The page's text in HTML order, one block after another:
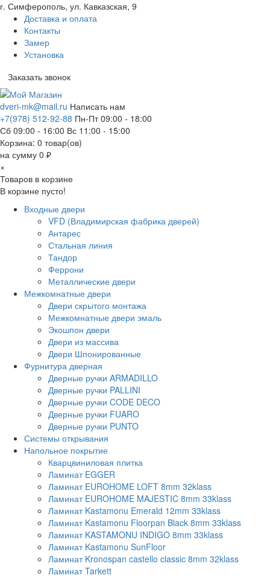
г. Симферополь, ул. Кавказская, 9
Доставка и оплата
Контакты
Замер
Установка
Заказать звонок
dveri-mk@mail.ru Написать нам
+7(978) 512-92-88 Пн-Пт 09:00 - 18:00
Сб 09:00 - 16:00 Вс 11:00 - 15:00
Корзина: 0 товар(ов)
на сумму 0 ₽
×
Товаров в корзине
В корзине пусто!
Входные двери
VFD (Владимирская фабрика дверей)
Антарес
Стальная линия
Тандор
Феррони
Металлические двери
Межкомнатные двери
Двери скрытого монтажа
Межкомнатные двери эмаль
Экошпон двери
Двери из массива
Двери Шпонированные
Фурнитура дверная
Дверные ручки ARMADILLO
Дверные ручки PALLINI
Дверные ручки CODE DECO
Дверные ручки FUARO
Дверные ручки PUNTO
Системы открывания
Напольное покрытие
Кварцвиниловая плитка
Ламинат EGGER
Ламинат EUROHOME LOFT 8mm 32klass
Ламинат EUROHOME MAJESTIC 8mm 33klass
Ламинат Kastamonu Emerald 12mm 33klass
Ламинат Kastamonu Floorpan Black 8mm 33klass
Ламинат KASTAMONU INDIGO 8mm 33klass
Ламинат Kastamonu SunFloor
Ламинат Kronospan castello classic 8mm 32klass
Ламинат Tarkett